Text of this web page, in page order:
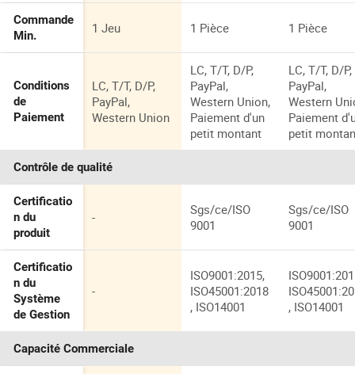
Commande
Min.
1 Jeu 1 Pièce 1 Pièce
Conditions
de
Paiement
LC, T/T, D/P,
PayPal,
Western Union
LC, T/T, D/P,
PayPal,
Western Union,
Paiement d'un
petit montant
LC, T/T, D/P,
PayPal,
Western
Paiement
petit
Contrôle de qualité
Certificatio
n du
produit
-
Sgs/ce/ISO
9001
Sgs/ce/ISO
9001
Certificatio
n du
Système
de Gestion
-
ISO9001:2015,
ISO45001:2018
, ISO14001
, ISO14001
Capacité Commerciale